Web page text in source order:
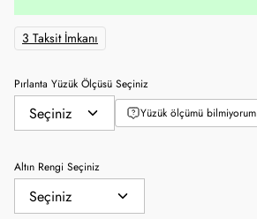
3 Taksit İmkanı
Pırlanta Yüzük Ölçüsü Seçiniz
Yüzük ölçümü bilmiyorum
Altın Rengi Seçiniz